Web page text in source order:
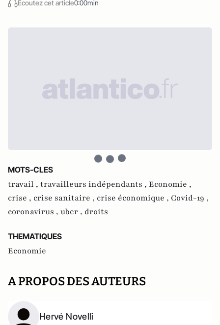
Écoutez cet article0:00min
MOTS-CLES
travail , travailleurs indépendants , Economie ,
crise , crise sanitaire , crise économique , Covid-19 ,
coronavirus , uber , droits
THEMATIQUES
Economie
A PROPOS DES AUTEURS
Hervé Novelli